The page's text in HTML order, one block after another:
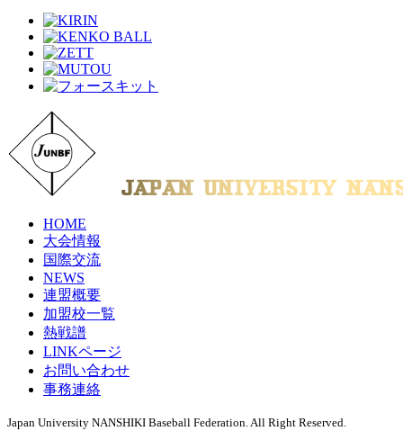
HOME
大会情報
国際交流
NEWS
連盟概要
加盟校一覧
熱戦譜
LINKページ
お問い合わせ
事務連絡
Japan University NANSHIKI Baseball Federation. All Right Reserved.